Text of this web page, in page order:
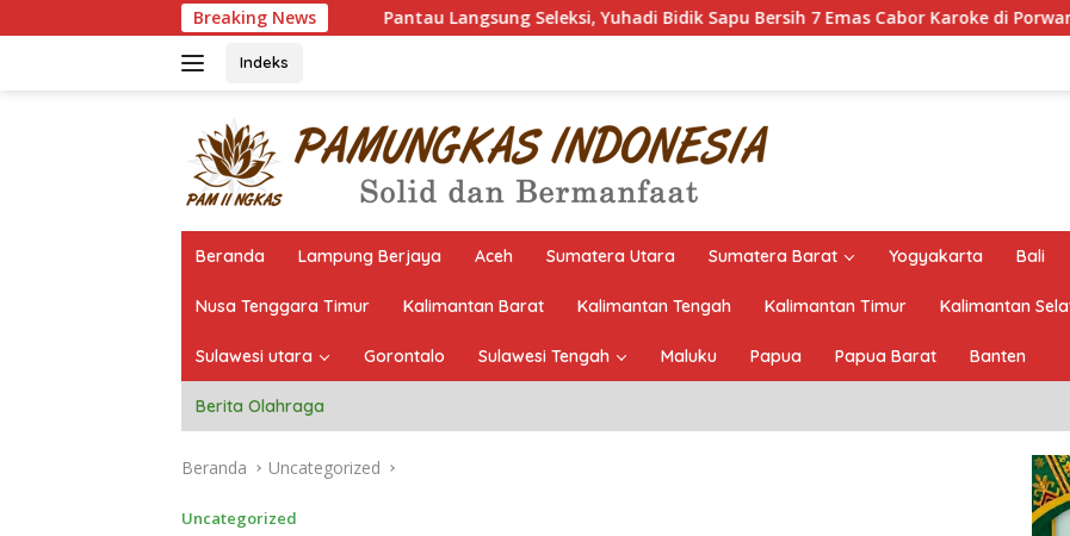
ke
Breaking News
Pantau Langsung Seleksi, Yuhadi Bidik Sapu Bersih 7 Emas Cabor Karoke di Porwanas 2027
Indeks
Beranda Lampung Berjaya Aceh Sumatera Utara Sumatera Barat Yogyakarta Bali
Nusa Tenggara Timur Kalimantan Barat Kalimantan Tengah Kalimantan Timur Kalimantan
Sulawesi utara Gorontalo Sulawesi Tengah Maluku Papua Papua Barat Banten
Berita Olahraga
Beranda Uncategorized
Uncategorized